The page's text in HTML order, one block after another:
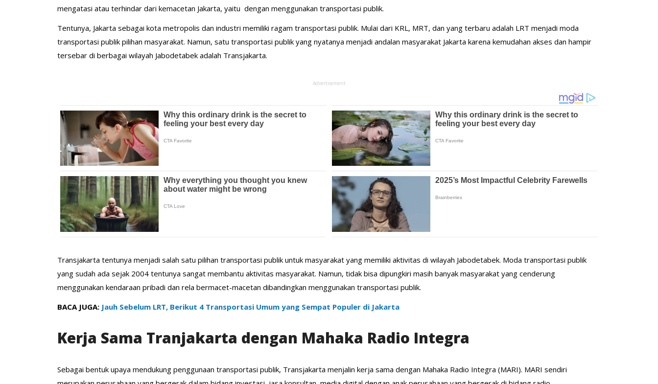
mengatasi atau terhindar dari kemacetan Jakarta, yaitu dengan menggunakan transportasi publik.
Tentunya, Jakarta sebagai kota metropolis dan industri memiliki ragam transportasi publik. Mulai dari KRL, MRT, dan yang terbaru adalah LRT menjadi moda
transportasi publik pilihan masyarakat. Namun, satu transportasi publik yang nyatanya menjadi andalan masyarakat Jakarta karena kemudahan akses dan hampir
tersebar di berbagai wilayah Jabodetabek adalah Transjakarta.
Advertisement
Transjakarta tentunya menjadi salah satu pilihan transportasi publik untuk masyarakat yang memiliki aktivitas di wilayah Jabodetabek. Moda transportasi publik
yang sudah ada sejak 2004 tentunya sangat membantu aktivitas masyarakat. Namun, tidak bisa dipungkiri masih banyak masyarakat yang cenderung
menggunakan kendaraan pribadi dan rela bermacet-macetan dibandingkan menggunakan transportasi publik.
BACA JUGA: Jauh Sebelum LRT, Berikut 4 Transportasi Umum yang Sempat Populer di Jakarta
Kerja Sama Tranjakarta dengan Mahaka Radio Integra
Sebagai bentuk upaya mendukung penggunaan transportasi publik, Transjakarta menjalin kerja sama dengan Mahaka Radio Integra (MARI). MARI sendiri